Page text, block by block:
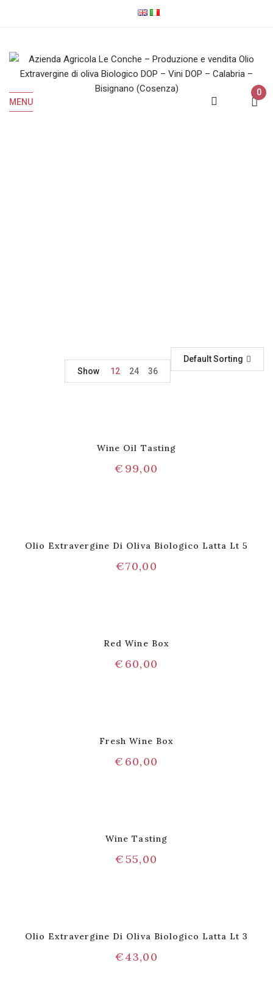
MENU
0
Default Sorting
Show
12 24 36
Wine Oil Tasting
€ 99,00
Olio Extravergine Di Oliva Biologico Latta Lt 5
€70,00
Red Wine Box
€ 60,00
Fresh Wine Box
€ 60,00
Wine Tasting
€55,00
Olio Extravergine Di Oliva Biologico Latta Lt 3
€43,00